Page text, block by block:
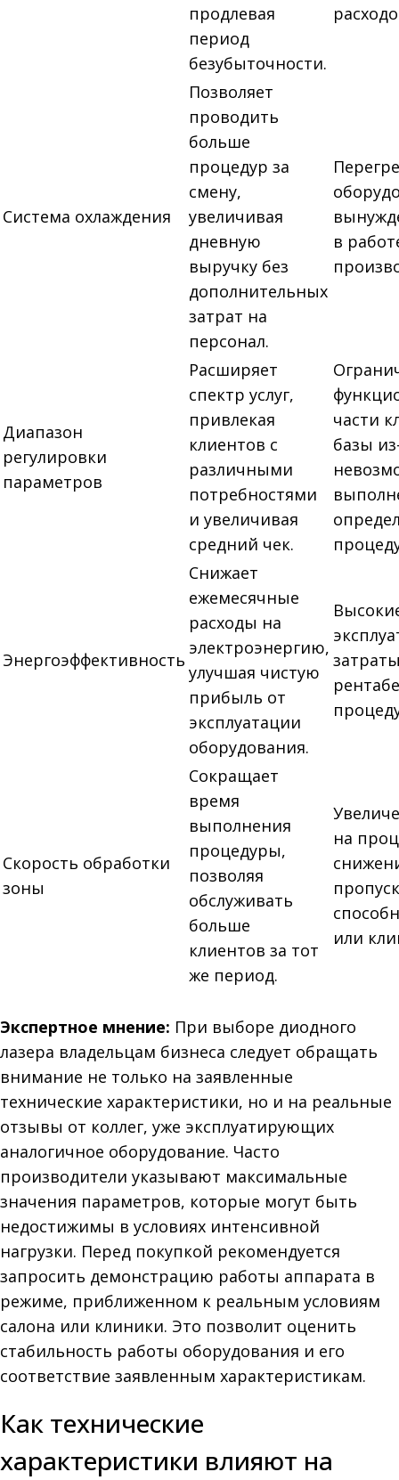
продлевая
период
безубыточности.
Система охлаждения
Позволяет
проводить
больше
процедур за
смену,
увеличивая
дневную
выручку без
дополнительных
затрат на
персонал.
в
Диапазон
регулировки
параметров
Расширяет
спектр услуг,
привлекая
клиентов с
различными
потребностями
и увеличивая
средний чек.
части
базы
Энергоэффективность
Снижает
ежемесячные
расходы на
электроэнергию,
улучшая чистую
прибыль от
эксплуатации
оборудования.
Скорость обработки
зоны
Сокращает
время
выполнения
процедуры,
позволяя
обслуживать
больше
клиентов за тот
же период.
на
или
Экспертное мнение: При выборе диодного
лазера владельцам бизнеса следует обращать
внимание не только на заявленные
технические характеристики, но и на реальные
отзывы от коллег, уже эксплуатирующих
аналогичное оборудование. Часто
производители указывают максимальные
значения параметров, которые могут быть
недостижимы в условиях интенсивной
нагрузки. Перед покупкой рекомендуется
запросить демонстрацию работы аппарата в
режиме, приближенном к реальным условиям
салона или клиники. Это позволит оценить
стабильность работы оборудования и его
соответствие заявленным характеристикам.
Как технические
характеристики влияют на